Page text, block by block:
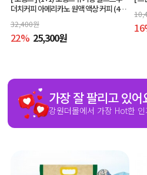
더치커피 아메리카노 원액 액상 커피 (400
ml x 2개, 교차 구매 가능)
32,400원
22% 25,300원
16
가장 잘 팔리고 있어
강원더몰에서 가장 Hot한